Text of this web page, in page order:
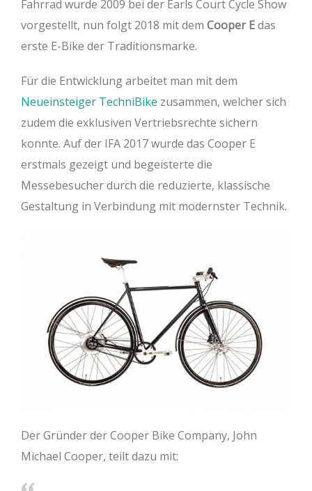
Fahrrad wurde 2009 bei der Earls Court Cycle Show
vorgestellt, nun folgt 2018 mit dem Cooper Edas
erste E-Bike der Traditionsmarke.
Für die Entwicklung arbeitet man mit dem
Neueinsteiger TechniBike zusammen, welcher sich
zudem die exklusiven Vertriebsrechte sichern
konnte. Auf der IFA 2017 wurde das Cooper E
erstmals gezeigt und begeisterte die
Messebesucher durch die reduzierte, klassische
Gestaltung in Verbindung mit modernster Technik.
Der Gründer der Cooper Bike Company, John
Michael Cooper, teilt dazu mit: